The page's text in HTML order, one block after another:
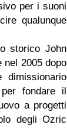
per i suoni
qualunque
storico John
nel 2005 dopo
per fondare il
a progetti
degli Ozric